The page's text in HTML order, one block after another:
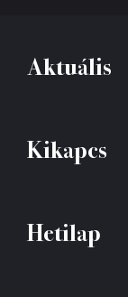
Aktuális
Kikapcs
Hetilap